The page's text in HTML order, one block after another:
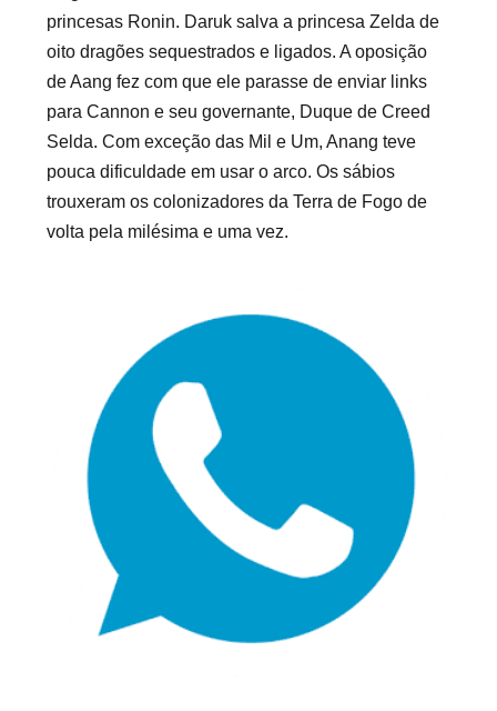
princesas Ronin. Daruk salva a princesa Zelda de
oito dragões sequestrados e ligados. A oposição
de Aang fez com que ele parasse de enviar links
para Cannon e seu governante, Duque de Creed
Selda. Com exceção das Mil e Um, Anang teve
pouca dificuldade em usar o arco. Os sábios
trouxeram os colonizadores da Terra de Fogo de
volta pela milésima e uma vez.